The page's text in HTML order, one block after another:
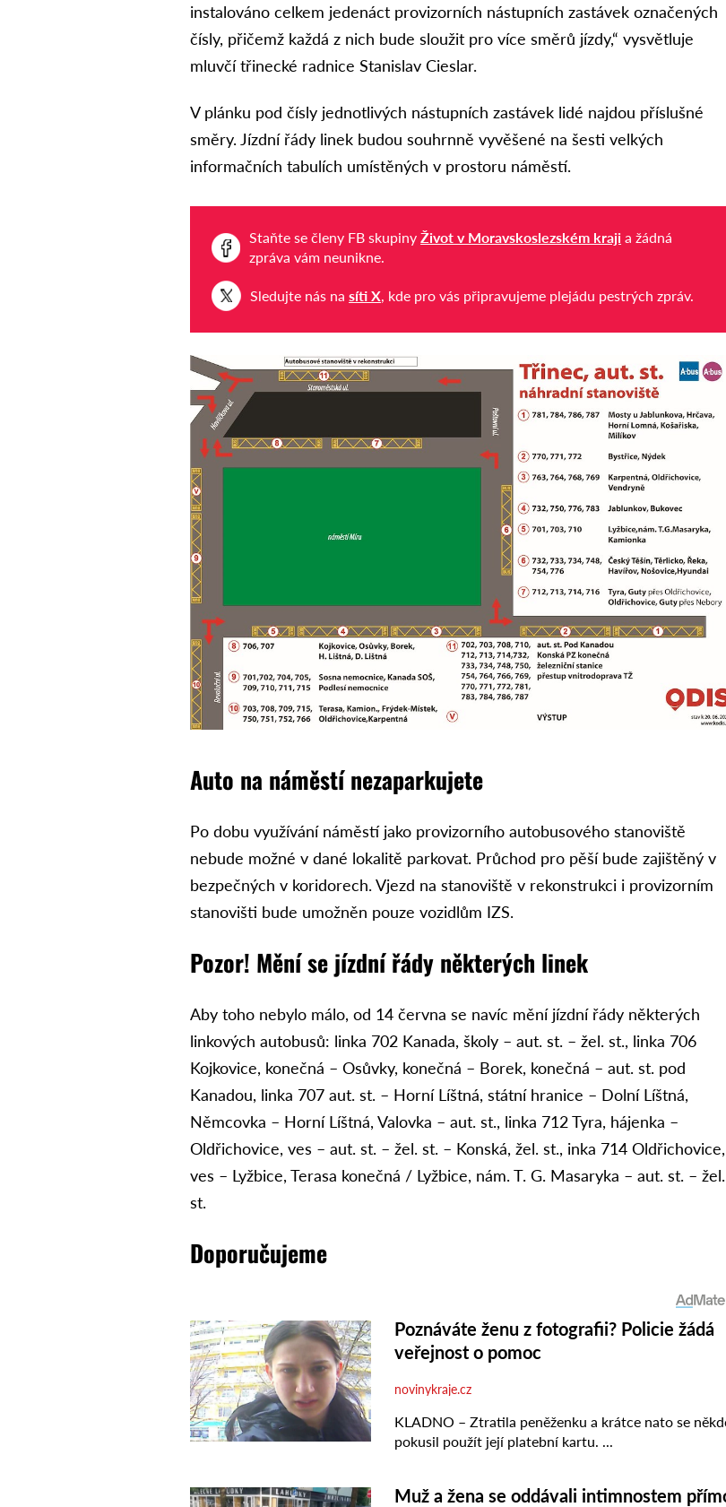
instalováno celkem jedenáct provizorních nástupních zastávek označených
čísly, přičemž každá z nich bude sloužit pro více směrů jízdy,“ vysvětluje
mluvčí třinecké radnice Stanislav Cieslar.
V plánku pod čísly jednotlivých nástupních zastávek lidé najdou příslušné
směry. Jízdní řády linek budou souhrnně vyvěšené na šesti velkých
informačních tabulích umístěných v prostoru náměstí.
Staňte se členy FB skupinyŽivot v Moravskoslezském kraji a žádná
zpráva vám neunikne.
Sledujte nás nasíti X, kde pro vás připravujeme plejádu pestrých zpráv.
Auto na náměstí nezaparkujete
Po dobu využívání náměstí jako provizorního autobusového stanoviště
nebude možné v dané lokalitě parkovat. Průchod pro pěší bude zajištěný v
bezpečných v koridorech. Vjezd na stanoviště v rekonstrukci i provizorním
stanovišti bude umožněn pouze vozidlům IZS.
Pozor! Mění se jízdní řády některých linek
Aby toho nebylo málo, od 14 června se navíc mění jízdní řády některých
linkových autobusů: linka 702 Kanada, školy – aut. st. – žel. st., linka 706
Kojkovice, konečná – Osůvky, konečná – Borek, konečná – aut. st. pod
Kanadou, linka 707 aut. st. – Horní Líštná, státní hranice – Dolní Líštná,
Němcovka – Horní Líštná, Valovka – aut. st., linka 712 Tyra, hájenka –
Oldřichovice, ves – aut. st. – žel. st. – Konská, žel. st., inka 714 Oldřichovice,
ves – Lyžbice, Terasa konečná / Lyžbice, nám. T. G. Masaryka – aut. st. – žel.
st.
Doporučujeme